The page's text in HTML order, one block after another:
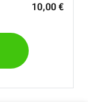
10,00 €